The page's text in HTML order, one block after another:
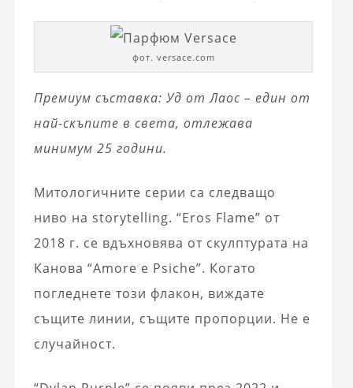
фот. versace.com
Премиум съставка: Уд от Лаос – един от
най-скъпите в света, отлежава
минимум 25 години.
Митологичните серии са следващо
ниво на storytelling. “Eros Flame” от
2018 г. се вдъхновява от скулптурата на
Кановa “Amore e Psiche”. Когато
погледнете този флакон, виждате
същите линии, същите пропорции. Не е
случайност.